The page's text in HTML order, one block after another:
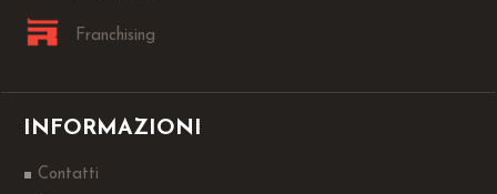
Franchising
INFORMAZIONI
Contatti